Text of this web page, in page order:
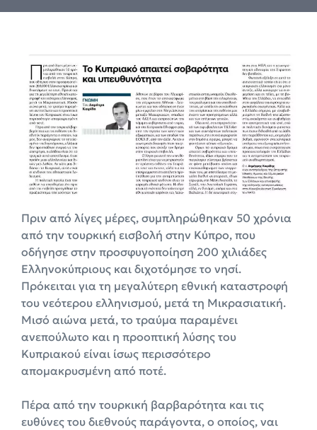
Πριν από λίγες μέρες, συμπληρώθηκαν 50 χρόνια
από την τουρκική εισβολή στην Κύπρο, που
οδήγησε στην προσφυγοποίηση 200 χιλιάδες
Ελληνοκύπριους και διχοτόμησε το νησί.
Πρόκειται για τη μεγαλύτερη εθνική καταστροφή
του νεότερου ελληνισμού, μετά τη Μικρασιατική.
Μισό αιώνα μετά, το τραύμα παραμένει
ανεπούλωτο και η προοπτική λύσης του
Κυπριακού είναι ίσως περισσότερο
απομακρυσμένη από ποτέ.
Πέρα από την τουρκική βαρβαρότητα και τις
ευθύνες του διεθνούς παράγοντα, ο οποίος, ναι